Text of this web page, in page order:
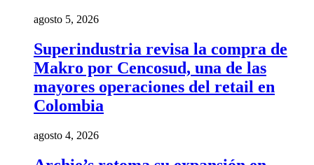
agosto 5, 2026
Superindustria revisa la compra de
Makro por Cencosud, una de las
mayores operaciones del retail en
Colombia
agosto 4, 2026